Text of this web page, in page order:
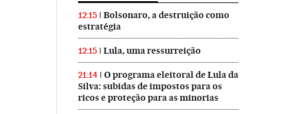
12:15
Bolsonaro, a destruição como
estratégia
12:15 Lula, uma ressurreição
21:14
O programa eleitoral de Lula da
Silva: subidas de impostos para os
ricos e proteção para as minorias